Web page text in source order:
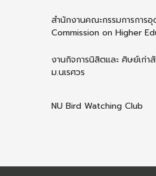
สำนักงานคณะกรรมการการ
Commission on Higher
งานกิจการนิสิตและ ศิษย์เก่
ม.นเรศวร
NU Bird Watching Club